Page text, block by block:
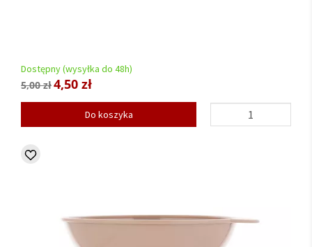
Dostępny (wysyłka do 48h)
5,00 zł4,50 zł
Do koszyka